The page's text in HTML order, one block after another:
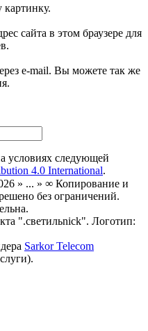
сайта в этом браузере для
e-mail. Вы можете так же
условиях следующей
4.0 International.
» ... » ∞ Копирование и
без ограничений.
".светильnick". Логотип:
Sarkor Telecom